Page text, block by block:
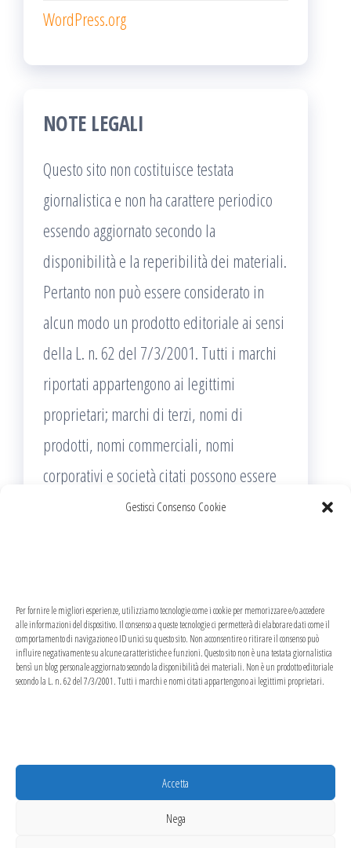
Gestisci Consenso Cookie
Per fornire le migliori esperienze, utilizziamo tecnologie come i cookie per memorizzare e/o accedere
alle informazioni del dispositivo. Il consenso a queste tecnologie ci permetterà di elaborare dati come il
comportamento di navigazione o ID unici su questo sito. Non acconsentire o ritirare il consenso può
influire negativamente su alcune caratteristiche e funzioni. Questo sito non è una testata giornalistica
bensì un blog personale aggiornato secondo la disponibilità dei materiali. Non è un prodotto editoriale
secondo la L. n. 62 del 7/3/2001. Tutti i marchi e nomi citati appartengono ai legittimi proprietari.
Accetta
Nega
WordPress.org
NOTE LEGALI
Questo sito non costituisce testata
giornalistica e non ha carattere periodico
essendo aggiornato secondo la
disponibilità e la reperibilità dei materiali.
Pertanto non può essere considerato in
alcun modo un prodotto editoriale ai sensi
della L. n. 62 del 7/3/2001. Tutti i marchi
riportati appartengono ai legittimi
proprietari; marchi di terzi, nomi di
prodotti, nomi commerciali, nomi
corporativi e società citati possono essere
marchi di proprietà dei rispettivi titolari o
di violazione dei diritti di Copyright vigenti.
Questo sito utilizza solo cookie tecnici, in
totale rispetto della normativa europea.